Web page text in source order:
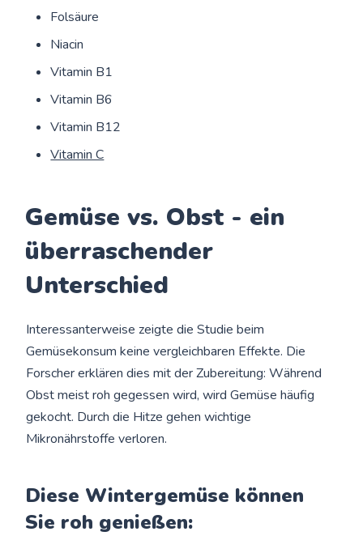
Folsäure
Niacin
Vitamin B1
Vitamin B6
Vitamin B12
Vitamin C
Gemüse vs. Obst - ein
überraschender
Unterschied
Interessanterweise zeigte die Studie beim
Gemüsekonsum keine vergleichbaren Effekte. Die
Forscher erklären dies mit der Zubereitung: Während
Obst meist roh gegessen wird, wird Gemüse häufig
gekocht. Durch die Hitze gehen wichtige
Mikronährstoffe verloren.
Diese Wintergemüse können
Sie roh genießen: